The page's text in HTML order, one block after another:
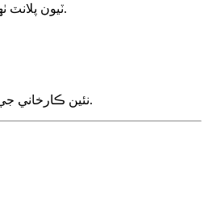
ٽيون پلانٽ ٺهڻ شروع ٿي رهيو آهي.
نئين ڪارخاني جي تعمير مڪمل ٿي وئي.